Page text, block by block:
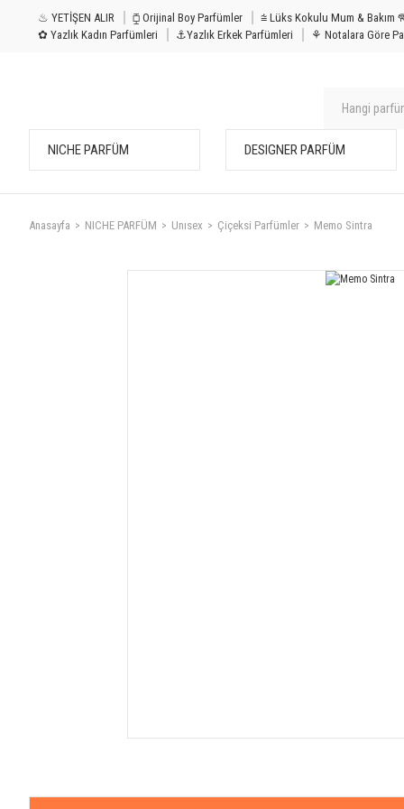
♨ YETİŞEN ALIR ⧮ Orijinal Boy Parfümler ⩭ Lüks
✿ Yazlık Kadın Parfümleri
⚓Yazlık Erkek Parfümleri ⚘ Notalara Göre
NICHE PARFÜM DESIGNER PARFÜM
Anasayfa NICHE PARFÜM Unısex Çiçeksi Parfümler Memo Sintra